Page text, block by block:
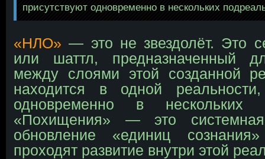
присутствуют одновременно в нескольких
«НЛО» — это не звездолёт. Это
или шаттл, предназначенный
между слоями этой созданной
находится в одной
одновременно в нескольких
«Похищения» — это
обновление «единиц
проходят развитие внутри этой